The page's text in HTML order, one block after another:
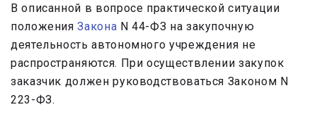
В описанной в вопросе практической ситуации
положенияЗакона N 44-ФЗ на закупочную
деятельность автономного учреждения не
распространяются. При осуществлении закупок
заказчик должен руководствоваться Законом N
223-ФЗ.